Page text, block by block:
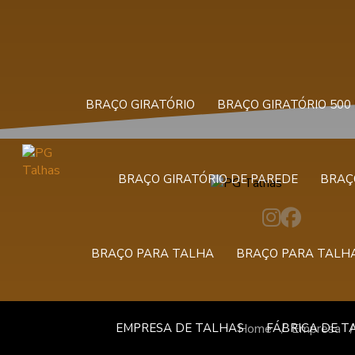
BRAÇO GIRATÓRIO BRAÇO GIRATÓRIO 500
BRAÇO GIRATÓRIO DE PAREDE
BRAÇO PARA TALHA BRAÇO PARA
EMPRESA DE TALHAS FÁBRICA DE
Home Empresa